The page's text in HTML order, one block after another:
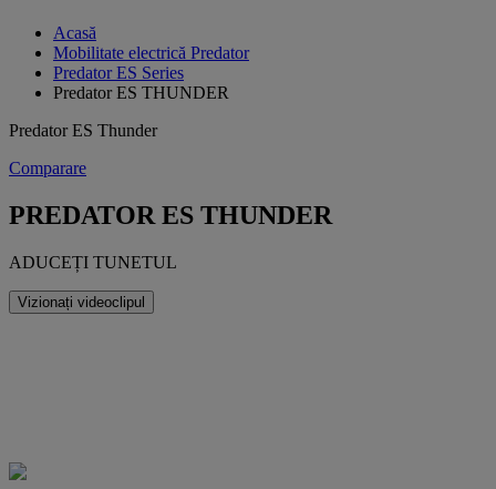
Acasă
‌Mobilitate electrică Predator
Predator ES Series
Predator ES THUNDER
Predator ES Thunder
Comparare
PREDATOR ES THUNDER
ADUCEȚI TUNETUL
Vizionați videoclipul